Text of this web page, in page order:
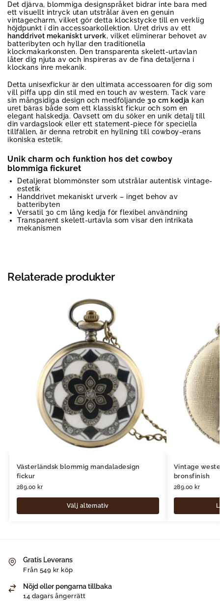
Det djärva, blommiga designspråket bidrar inte bara med
ett visuellt intryck utan utstrålar även en genuin
vintagecharm, vilket gör detta klockstycke till en verklig
höjdpunkt i din accessoarkollektion. Uret drivs av ett
handdrivet mekaniskt urverk, vilket eliminerar behovet av
batteribyten och hyllar den traditionella
klockmakarkonsten. Den transparenta skelett-urtavlan
låter dig njuta av och inspireras av de fina detaljerna i
klockans inre mekanik.
Detta unisexfickur är den ultimata accessoaren för dig som
vill piffa upp din stil med en touch av western. Tack vare
sin mångsidiga design och medföljande 30 cm kedja kan
uret bäras både som ett klassiskt fickur och som en
elegant halskedja. Oavsett om du söker en unik detalj till
din vardagslook eller ett statement-piece för speciella
tillfällen, är denna retrobit en hyllning till cowboy-erans
ikoniska estetik.
Unik charm och funktion hos det cowboy
blommiga fickuret
Detaljerat blommönster som utstrålar autentisk vintage-
estetik
Handdrivet mekaniskt urverk – inget behov av
batteribyten
Versatil 30 cm lång kedja för flexibel användning
Transparent skelett-urtavla som visar den intrikata
mekanismen
Relaterade produkter
Västerländsk blommig mandaladesign
fickur
289.00 kr
Välj alternativ
Vintage
bronsfinish
289.00 kr
Gratis Leverans
Från 549 kr köp
Nöjd eller pengarna tillbaka
14 dagars ångerrätt